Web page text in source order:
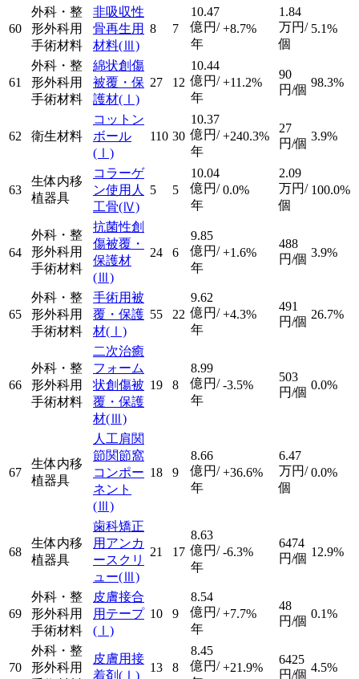
60
外科・整
形外科用
手術材料
非吸収性
骨再生用
材料(Ⅲ)
8 7
10.47
億円/
年
+8.7%
1.84
万円/
個
5.1%
61
外科・整
形外科用
手術材料
綿状創傷
被覆・保
護材(Ⅰ)
27 12
10.44
億円/
年
+11.2%
90
円/個
98.3%
62 衛生材料
コットン
ボール
(Ⅰ)
110 30
10.37
億円/
年
+240.3%
27
円/個
3.9%
63
生体内移
植器具
コラーゲ
ン使用人
工骨(Ⅳ)
5 5
10.04
億円/
年
0.0%
2.09
万円/
個
100.0%
64
外科・整
形外科用
手術材料
抗菌性創
傷被覆・
保護材
(Ⅲ)
24 6
9.85
億円/
年
+1.6%
488
円/個 3.9%
65
外科・整
形外科用
手術材料
手術用被
覆・保護
材(Ⅰ)
55 22
9.62
億円/
年
+4.3%
491
円/個
26.7%
66
外科・整
形外科用
手術材料
二次治癒
フォーム
状創傷被
覆・保護
材(Ⅲ)
19 8
8.99
億円/
年
-3.5%
503
円/個
0.0%
67
生体内移
植器具
人工肩関
節関節窩
コンポー
ネント
(Ⅲ)
18 9
8.66
億円/
年
+36.6%
6.47
万円/
個
0.0%
68
生体内移
植器具
歯科矯正
用アンカ
ースクリ
ュー(Ⅲ)
21 17
8.63
億円/
年
-6.3%
6474
円/個 12.9%
69
外科・整
形外科用
手術材料
皮膚接合
用テープ
(Ⅰ)
10 9
8.54
億円/
年
+7.7%
48
円/個
0.1%
70
外科・整
形外科用
皮膚用接
着剤(Ⅰ)
13 8
8.45
億円/ +21.9%
6425
円/個
4.5%